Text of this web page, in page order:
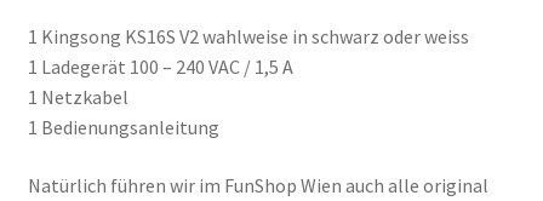
1 Kingsong KS16S V2 wahlweise in schwarz oder weiss
1 Ladegerät 100 – 240 VAC / 1,5 A
1 Netzkabel
1 Bedienungsanleitung
Natürlich führen wir im FunShop Wien auch alle original